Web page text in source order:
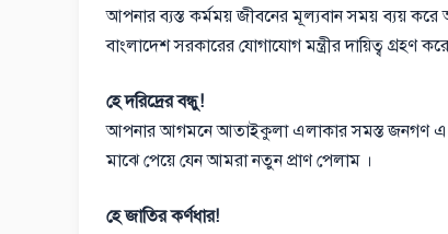
আপনার ব্যস্ত কর্মময় জীবনের মূল্যবান সময় ব্যয়
বাংলাদেশ সরকারের যোগাযোগ মন্ত্রীর দায়িত্ব গ্রহণ
হে দরিদ্রের বন্ধু!
আপনার আগমনে আতাইকুলা এলাকার সমস্ত জনগণ এ
মাঝে পেয়ে যেন আমরা নতুন প্রাণ পেলাম ।
হে জাতির কর্ণধার!